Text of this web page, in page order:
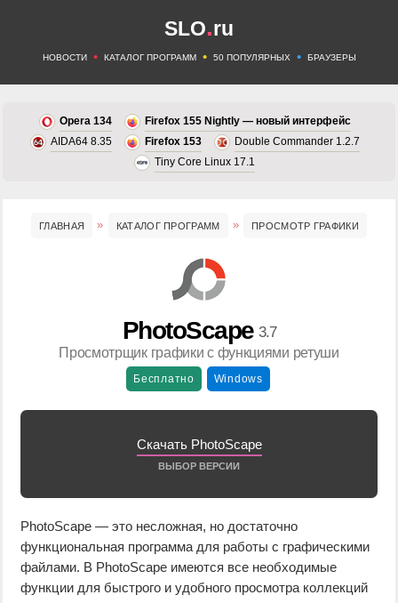
SLO.ru
НОВОСТИ • КАТАЛОГ ПРОГРАММ • 50 ПОПУЛЯРНЫХ • БРАУЗЕРЫ
Opera 134
Firefox 155 Nightly — новый интерфейс
AIDA64 8.35
Firefox 153
Double Commander 1.2.7
Tiny Core Linux 17.1
ГЛАВНАЯ КАТАЛОГ ПРОГРАММ ПРОСМОТР ГРАФИКИ
PhotoScape 3.7
Просмотрщик графики с функциями ретуши
Бесплатно Windows
Скачать PhotoScape
ВЫБОР ВЕРСИИ
PhotoScape — это несложная, но достаточно
функциональная программа для работы с графическими
файлами. В PhotoScape имеются все необходимые
функции для быстрого и удобного просмотра коллекций